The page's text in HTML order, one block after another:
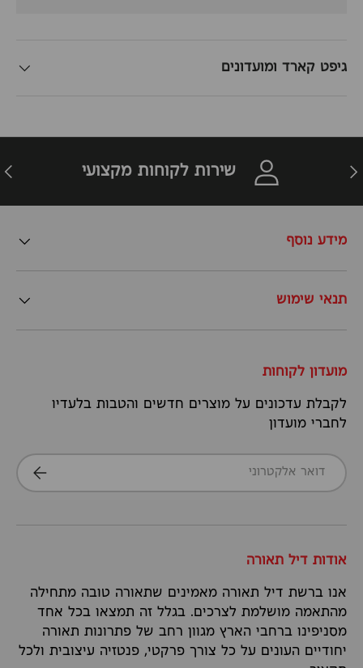
גיפט קארד ומועדונים
חזרה שירות לקוחות מקצועי
מידע נוסף
תנאי שימוש
מועדון לקוחות
לקבלת עדכונים על מוצרים חדשים והטבות בלעדיו
לחברי מועדון
דואר אלקטרוני
הרשמה
אודות דיל תאורה
אנו ברשת דיל תאורה מאמינים שתאורה טובה מתחילה
מהתאמה מושלמת לצרכים. בגלל זה תמצאו בכל אחד
מסניפינו ברחבי הארץ מגוון רחב של פתרונות תאורה
יחודיים העונים על כל צורך פרקטי, פנטזיה עיצובית ולכל